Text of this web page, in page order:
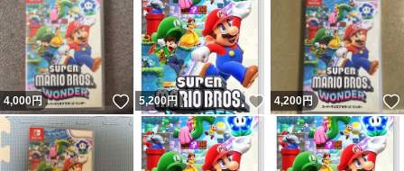
4,000円 いいね！
5,200 円 いいね！
4,200円